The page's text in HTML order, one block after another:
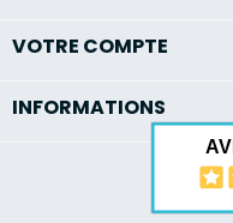
VOTRE COMPTE
INFORMATIONS